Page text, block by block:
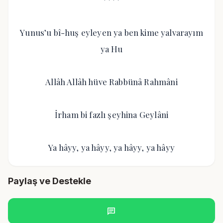
Yunus’u bî-huş eyleyen ya ben kime yalvarayım
ya Hu
Allâh Allâh hüve Rabbünâ Rahmâni
İrham bi fazlı şeyhina Geylâni
Ya hâyy, ya hâyy, ya hâyy, ya hâyy
Paylaş ve Destekle
chat